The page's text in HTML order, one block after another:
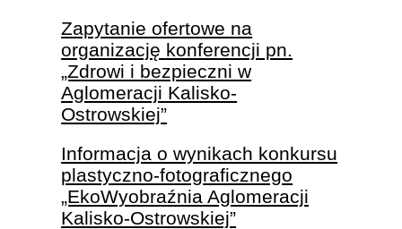
Zapytanie ofertowe na
organizację konferencji pn.
„Zdrowi i bezpieczni w
Aglomeracji Kalisko-
Ostrowskiej”
Informacja o wynikach konkursu
plastyczno-fotograficznego
„EkoWyobraźnia Aglomeracji
Kalisko-Ostrowskiej”